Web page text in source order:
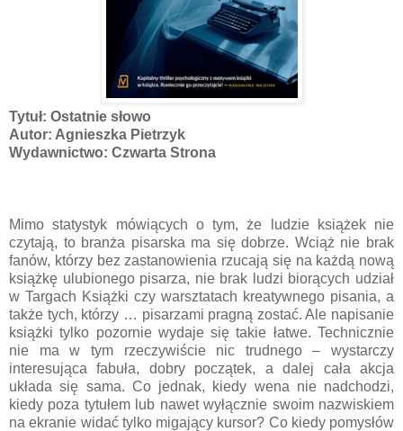
Tytuł: Ostatnie słowo
Autor: Agnieszka Pietrzyk
Wydawnictwo: Czwarta Strona
Mimo statystyk mówiących o tym, że ludzie książek nie
czytają, to branża pisarska ma się dobrze. Wciąż nie brak
fanów, którzy bez zastanowienia rzucają się na każdą nową
książkę ulubionego pisarza, nie brak ludzi biorących udział
w Targach Książki czy warsztatach kreatywnego pisania, a
także tych, którzy … pisarzami pragną zostać. Ale napisanie
książki tylko pozornie wydaje się takie łatwe. Technicznie
nie ma w tym rzeczywiście nic trudnego – wystarczy
interesująca fabuła, dobry początek, a dalej cała akcja
układa się sama. Co jednak, kiedy wena nie nadchodzi,
kiedy poza tytułem lub nawet wyłącznie swoim nazwiskiem
na ekranie widać tylko migający kursor? Co kiedy pomysłów